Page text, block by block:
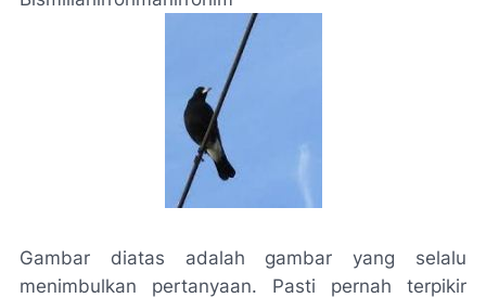
Gambar diatas adalah gambar yang selalu
menimbulkan pertanyaan. Pasti pernah terpikir